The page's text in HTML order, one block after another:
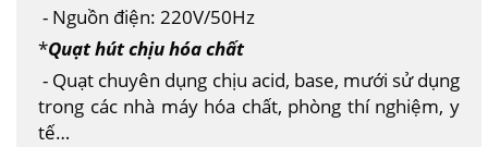
- Nguồn điện: 220V/50Hz
*Quạt hút chịu hóa chất
- Quạt chuyên dụng chịu acid, base, mưới sử dụng
trong các nhà máy hóa chất, phòng thí nghiệm, y
tế…